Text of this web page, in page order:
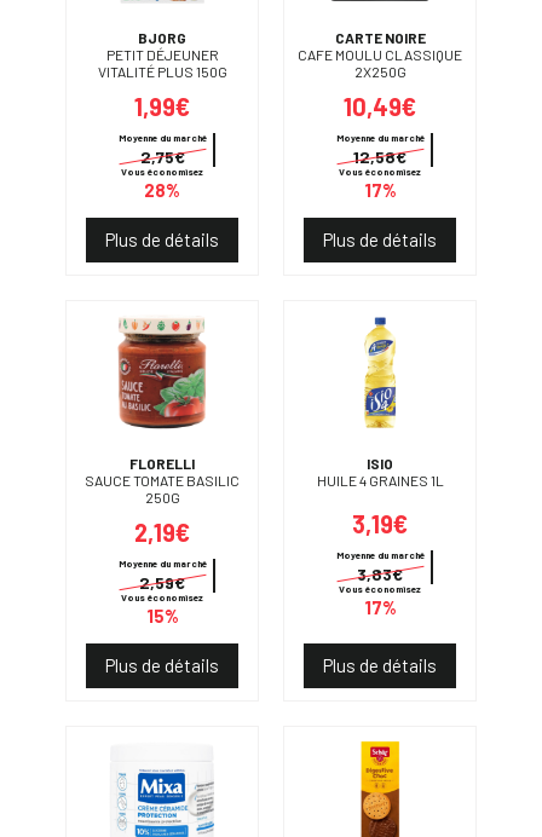
BJORG
PETIT DÉJEUNER
VITALITÉ PLUS 150G
1,99€
Moyenne du marché
2,75€
Vous économisez
28%
Plus de détails
CARTE NOIRE
CAFE MOULU CLASSIQUE
2X250G
10,49€
Moyenne du marché
12,58€
Vous économisez
17%
Plus de détails
FLORELLI
SAUCE TOMATE BASILIC
250G
2,19€
Moyenne du marché
2,59€
Vous économisez
15%
Plus de détails
ISIO
HUILE 4 GRAINES 1L
3,19€
Moyenne du marché
3,83€
Vous économisez
17%
Plus de détails